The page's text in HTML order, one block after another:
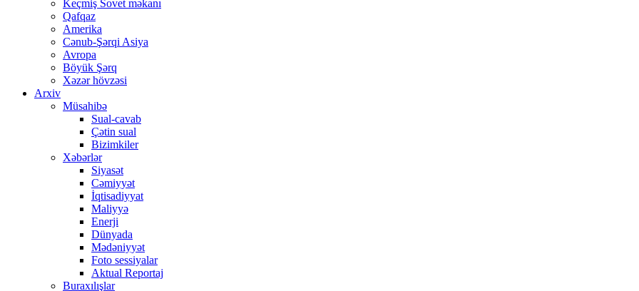
Keçmiş Sovet məkanı
Qafqaz
Amerika
Cənub-Şərqi Asiya
Avropa
Böyük Şərq
Xəzər hövzəsi
Arxiv
Müsahibə
Sual-cavab
Çətin sual
Bizimkiler
Xəbərlər
Siyasət
Cəmiyyət
İqtisadiyyat
Maliyyə
Enerji
Dünyada
Mədəniyyət
Foto sessiyalar
Aktual Reportaj
Buraxılışlar